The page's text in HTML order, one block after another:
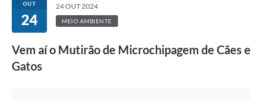
OUT
24
24 OUT 2024
MEIO AMBIENTE
Vem aí o Mutirão de Microchipagem de Cães e
Gatos